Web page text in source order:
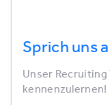
Sprich uns
Unser Recruiting
kennenzulernen!